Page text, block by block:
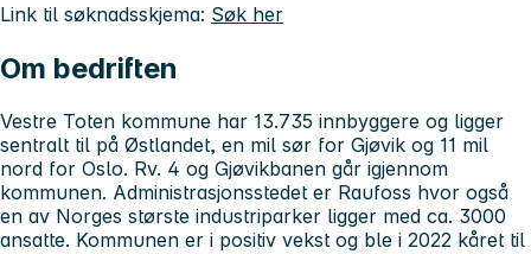
Link til søknadsskjema: Søk her
Om bedriften
Vestre Toten kommune har 13.735 innbyggere og ligger
sentralt til på Østlandet, en mil sør for Gjøvik og 11 mil
nord for Oslo. Rv. 4 og Gjøvikbanen går igjennom
kommunen. Administrasjonsstedet er Raufoss hvor også
en av Norges største industriparker ligger med ca. 3000
ansatte. Kommunen er i positiv vekst og ble i 2022 kåret til